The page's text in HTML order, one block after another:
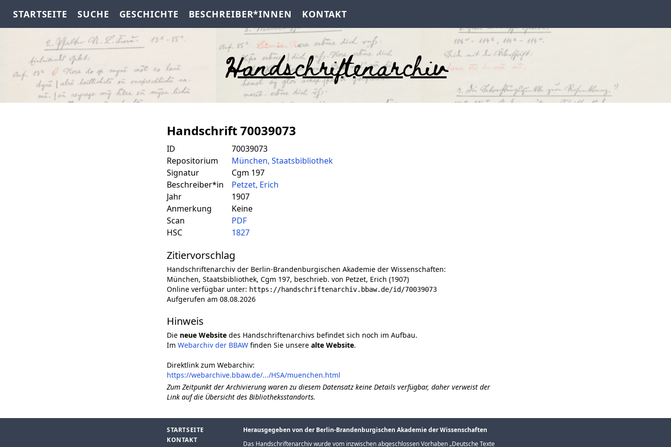
STARTSEITE SUCHE GESCHICHTE BESCHREIBER*INNEN KONTAKT
Handschriftenarchiv
Handschrift 70039073
ID
70039073
Repositorium
München, Staatsbibliothek
Signatur
Cgm 197
Beschreiber*in
Petzet, Erich
Jahr
1907
Anmerkung
Keine
Scan
PDF
HSC
1827
Zitiervorschlag
Handschriftenarchiv der Berlin-Brandenburgischen Akademie der Wissenschaften:
München, Staatsbibliothek, Cgm 197, beschrieb. von Petzet, Erich (1907)
Online verfügbar unter: https://handschriftenarchiv.bbaw.de/id/70039073
Aufgerufen am 08.08.2026
Hinweis
Die neue Website des Handschriftenarchivs befindet sich noch im Aufbau.
Im Webarchiv der BBAW finden Sie unsere alte Website.
Direktlink zum Webarchiv:
https://webarchive.bbaw.de/.../HSA/muenchen.html
Zum Zeitpunkt der Archivierung waren zu diesem Datensatz keine Details verfügbar, daher verweist der
Link auf die Übersicht des Bibliotheksstandorts.
STARTSEITE
KONTAKT
Herausgegeben von der Berlin-Brandenburgischen Akademie der Wissenschaften
Das Handschriftenarchiv wurde vom inzwischen abgeschlossen Vorhaben „Deutsche Texte